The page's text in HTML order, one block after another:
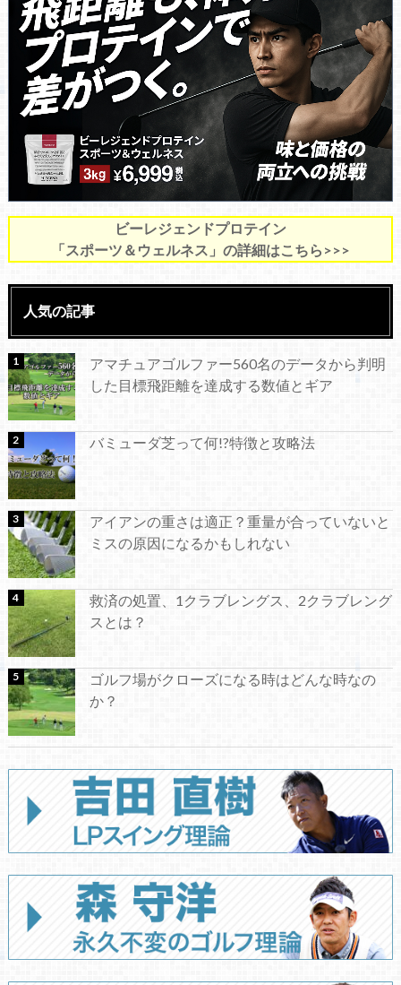
ビーレジェンドプロテイン
「スポーツ＆ウェルネス」の詳細はこちら>>>
人気の記事
アマチュアゴルファー560名のデータから判明
した目標飛距離を達成する数値とギア
バミューダ芝って何!?特徴と攻略法
アイアンの重さは適正？重量が合っていないと
ミスの原因になるかもしれない
救済の処置、1クラブレングス、2クラブレング
スとは？
ゴルフ場がクローズになる時はどんな時なの
か？